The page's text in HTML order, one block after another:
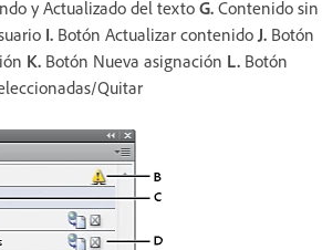
y Actualizado del texto G. Contenido sin
I. Botón Actualizar contenido J. Botón
K. Botón Nueva asignación L. Botón
Quitar